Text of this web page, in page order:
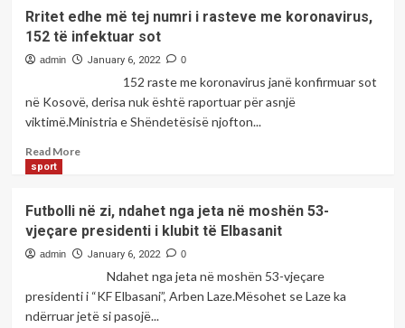
skandali
i
vrasjes
mbrojtësi
i
masën
mbrojtëse
Rritet edhe më tej numri i rasteve me koronavirus,
152 të infektuar sot
admin January 6, 2022 0
152 raste me koronavirus janë konfirmuar sot
në Kosovë, derisa nuk është raportuar për asnjë
viktimë.Ministria e Shëndetësisë njofton...
Read MoreRead
edhe
më
tej
numri
rasteve
me
sport
Futbolli në zi, ndahet nga jeta në moshën 53-
vjeçare presidenti i klubit të Elbasanit
admin January 6, 2022 0
Ndahet nga jeta në moshën 53-vjeçare
presidenti i “KF Elbasani”, Arben Laze.Mësohet se Laze ka
ndërruar jetë si pasojë...